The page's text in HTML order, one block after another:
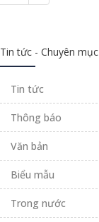
Tin tức - Chuyên mục
Tin tức
Thông báo
Văn bản
Biểu mẫu
Trong nước